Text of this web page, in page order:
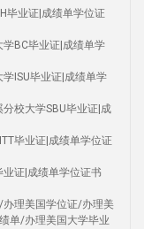
毕业证|成绩单学位证
BC毕业证|成绩单学
ISU毕业证|成绩单学
校大学SBU毕业证|成
毕业证|成绩单学位证
证|成绩单学位证书
理美国学位证/办理美
单/办理美国大学毕业